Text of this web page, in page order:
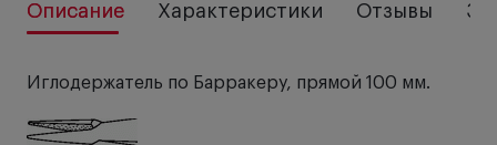
Описание Характеристики Отзывы
Иглодержатель по Барракеру, прямой 100 мм.